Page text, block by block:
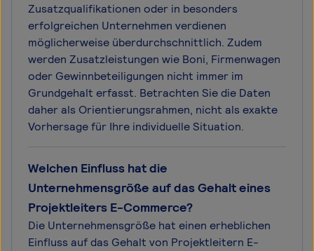
Zusatzqualifikationen oder in besonders
erfolgreichen Unternehmen verdienen
möglicherweise überdurchschnittlich. Zudem
werden Zusatzleistungen wie Boni, Firmenwagen
oder Gewinnbeteiligungen nicht immer im
Grundgehalt erfasst. Betrachten Sie die Daten
daher als Orientierungsrahmen, nicht als exakte
Vorhersage für Ihre individuelle Situation.
Welchen Einfluss hat die
Unternehmensgröße auf das Gehalt eines
Projektleiters E-Commerce?
Die Unternehmensgröße hat einen erheblichen
Einfluss auf das Gehalt von Projektleitern E-